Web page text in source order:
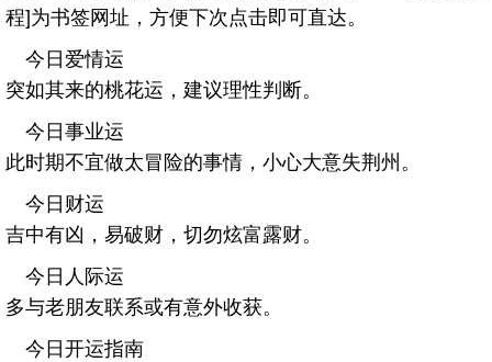
程]为书签网址，方便下次点击即可直达。
今日爱情运
突如其来的桃花运，建议理性判断。
今日事业运
此时期不宜做太冒险的事情，小心大意失荆州。
今日财运
吉中有凶，易破财，切勿炫富露财。
今日人际运
多与老朋友联系或有意外收获。
今日开运指南